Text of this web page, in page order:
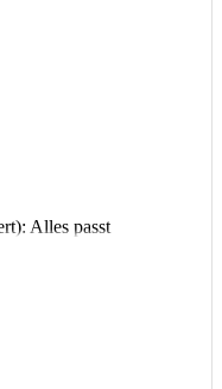
Alles passt